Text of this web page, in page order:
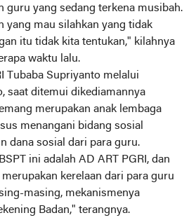
guru yang sedang terkena musibah.
yang mau silahkan yang tidak
itu tidak kita tentukan," kilahnya
waktu lalu.
Tubaba Supriyanto melalui
saat ditemui dikediamannya
merupakan anak lembaga
menangani bidang sosial
dana sosial dari para guru.
ini adalah AD ART PGRI, dan
kerelaan dari para guru
masing, mekanismenya
Badan," terangnya.